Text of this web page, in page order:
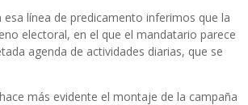
línea de predicamento inferimos que la
electoral, en el que el mandatario parece
agenda de actividades diarias, que se
más evidente el montaje de la campaña